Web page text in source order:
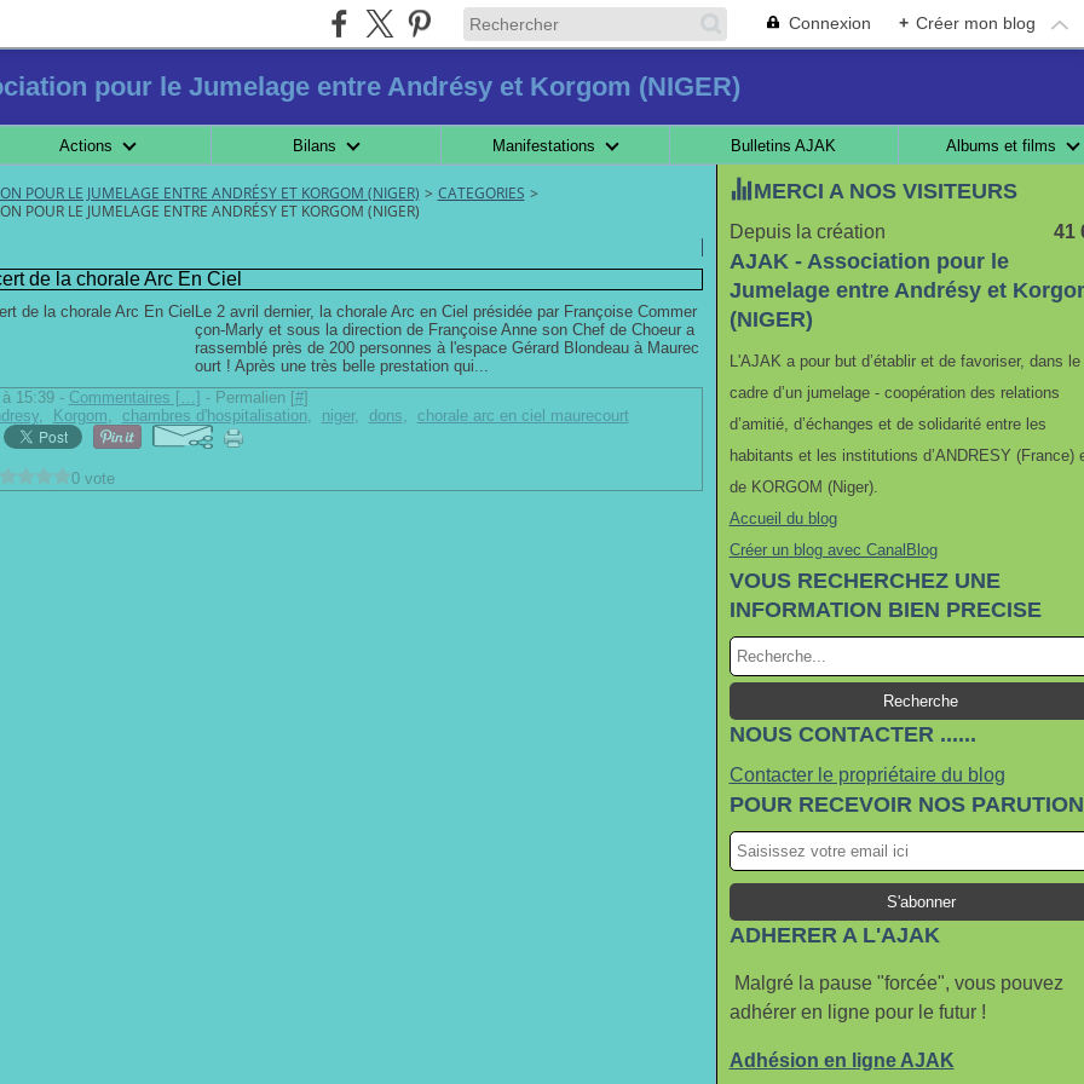
Connexion + Créer mon blog
pour le Jumelage entre Andrésy et Korgom (NIGER)
Actions Bilans Manifestations Bulletins AJAK Albums et films
POUR LE JUMELAGE ENTRE ANDRÉSY ET KORGOM (NIGER) > CATEGORIES >
POUR LE JUMELAGE ENTRE ANDRÉSY ET KORGOM (NIGER)
de la chorale Arc En Ciel
Le 2 avril dernier, la chorale Arc en Ciel présidée par Françoise Commer
çon-Marly et sous la direction de Françoise Anne son Chef de Choeur a
rassemblé près de 200 personnes à l'espace Gérard Blondeau à Maurec
ourt ! Après une très belle prestation qui...
15:39 - Commentaires [ …] - Permalien [#]
, Korgom, chambres d'hospitalisation, niger, dons, chorale arc en ciel maurecourt
0 vote
MERCI A NOS VISITEURS
Depuis la création 41
AJAK - Association pour le
Jumelage entre Andrésy et
(NIGER)
L'AJAK a pour but d’établir et de favoriser, dans le
cadre d’un jumelage - coopération des relations
d’amitié, d’échanges et de solidarité entre les
habitants et les institutions d’ANDRESY (France)
de KORGOM (Niger).
Accueil du blog
Créer un blog avec CanalBlog
VOUS RECHERCHEZ UNE
INFORMATION BIEN PRECISE
NOUS CONTACTER ......
Contacter le propriétaire du blog
POUR RECEVOIR NOS
ADHERER A L'AJAK
Malgré la pause "forcée", vous pouvez
adhérer en ligne pour le futur !
Adhésion en ligne AJAK